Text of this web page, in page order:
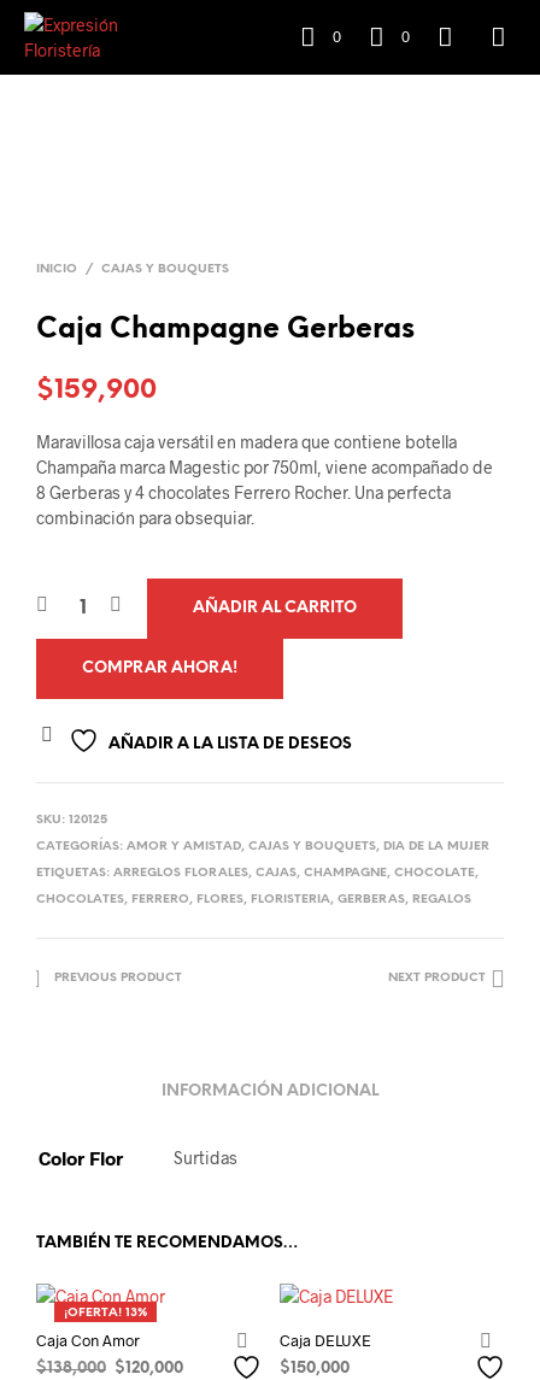
0 0
INICIO / CAJAS Y BOUQUETS
Caja Champagne Gerberas
$159,900
Maravillosa caja versátil en madera que contiene botella
Champaña marca Magestic por 750ml, viene acompañado de
8 Gerberas y 4 chocolates Ferrero Rocher. Una perfecta
combinación para obsequiar.
AÑADIR AL CARRITO
COMPRAR AHORA!
AÑADIR A LA LISTA DE DESEOS
SKU: 120125
CATEGORÍAS: AMOR Y AMISTAD, CAJAS Y BOUQUETS, DIA DE LA MUJER
ETIQUETAS: ARREGLOS FLORALES, CAJAS, CHAMPAGNE, CHOCOLATE,
CHOCOLATES, FERRERO, FLORES, FLORISTERIA, GERBERAS, REGALOS
PREVIOUS PRODUCT NEXT PRODUCT
INFORMACIÓN ADICIONAL
Color Flor Surtidas
TAMBIÉN TE RECOMENDAMOS…
¡OFERTA! 13%
Caja Con Amor
$138,000
El
$120,000El
Caja DELUXE
$150,000